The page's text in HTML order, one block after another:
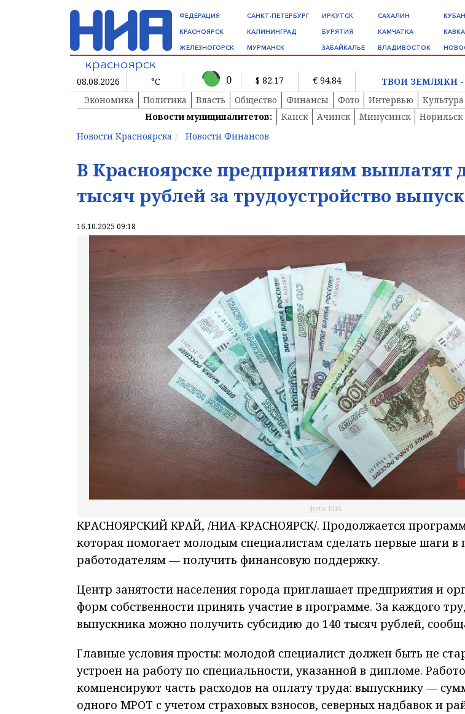
ФЕДЕРАЦИЯ
КРАСНОЯРСК
ЖЕЛЕЗНОГОРСК
САНКТ-ПЕТЕРБУРГ
КАЛИНИНГРАД
МУРМАНСК
ИРКУТСК
БУРЯТИЯ
ЗАБАЙКАЛЬЕ
САХАЛИН
КАМЧАТКА
ВЛАДИВОСТОК
08.08.2026 °C 0 $ 82.17 € 94.84
ТВОИ ЗЕМЛЯКИ
Экономика
Политика Власть Общество Финансы Фото Интервью Культура
Новости муниципалитетов:
Канск Ачинск Минусинск Норильск
Новости Красноярска
Новости Финансов
В Красноярске предприятиям выплатят
тысяч рублей за трудоустройство
16.10.2025 09:18
фото: НИА
КРАСНОЯРСКИЙ КРАЙ, /НИА-КРАСНОЯРСК/. Продолжается
которая помогает молодым специалистам сделать первые шаги в
работодателям — получить финансовую поддержку.
Центр занятости населения города приглашает предприятия и
форм собственности принять участие в программе. За каждого
выпускника можно получить субсидию до 140 тысяч рублей,
Главные условия просты: молодой специалист должен быть не
устроен на работу по специальности, указанной в дипломе.
компенсируют часть расходов на оплату труда: выпускнику —
одного МРОТ с учетом страховых взносов, северных надбавок и